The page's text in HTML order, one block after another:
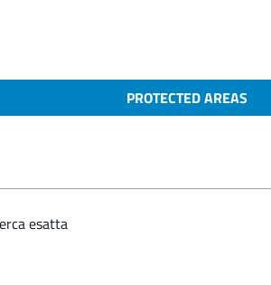
PROTECTED AREAS
esatta